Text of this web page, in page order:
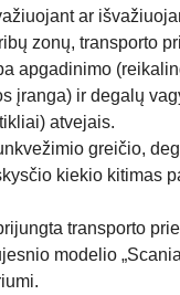
ar
zonų, transporto
apgadinimo
įranga) ir degalų
atvejais.
greičio,
kiekio kitimas
transporto
modelio